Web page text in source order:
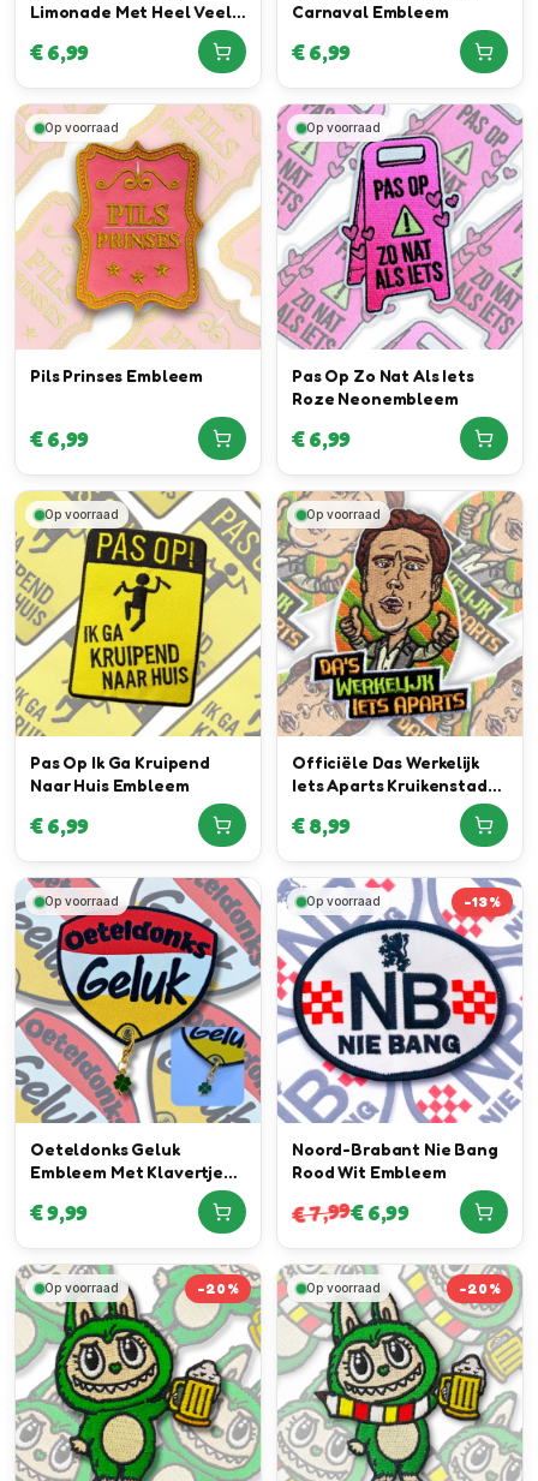
Limonade Met Heel Veel
€6,99
Carnaval Embleem
€6,99
Op voorraad
Pils Prinses Embleem
€6,99
Op voorraad
Pas Op Zo Nat Als Iets
Roze Neonembleem
€6,99
Op voorraad
Pas Op Ik Ga Kruipend
Naar Huis Embleem
€6,99
Op voorraad
Officiële Das Werkelijk
Iets Aparts Kruikenstad
samenwerking met Daan
€8,99
Op voorraad
Oeteldonks Geluk
Embleem Met Klavertje
€9,99
Op voorraad -13%
Noord-Brabant Nie Bang
Rood Wit Embleem
€7,99€6,99
Op voorraad -20% Op voorraad -20%